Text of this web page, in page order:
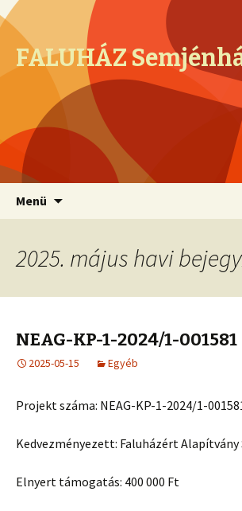
FALUHÁZ
Menü
2025. május havi
NEAG-KP-1-2024/1-001581
2025-05-15 Egyéb
Projekt száma: NEAG-KP-1-2024/1-
Kedvezményezett: Faluházért Alapítvány
Elnyert támogatás: 400 000 Ft